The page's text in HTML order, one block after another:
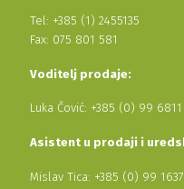
Tel: +385 (1) 2455135
Fax: 075 801 581
Voditelj prodaje:
Luka Čović: +385 (0) 99
Asistent u prodaji i
Mislav Tica: +385 (0) 99